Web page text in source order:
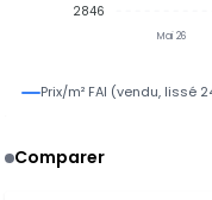
Mai 26
2846
Prix/m² FAI (vendu, lissé
Comparer